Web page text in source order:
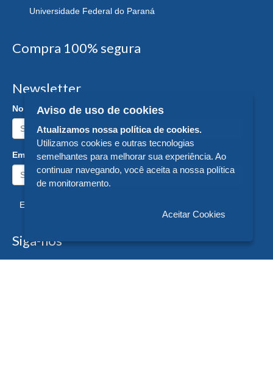
Universidade Federal do Paraná
Compra 100% segura
Newsletter
Nome:
Email:
Enviar
Siga-nos
Aviso de uso de cookies
Atualizamos nossa política de cookies.
Utilizamos cookies e outras tecnologias
semelhantes para melhorar sua experiência. Ao
continuar navegando, você aceita a nossa política
de monitoramento.
Aceitar Cookies